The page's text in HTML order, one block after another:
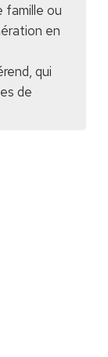
famille ou
en
qui
de